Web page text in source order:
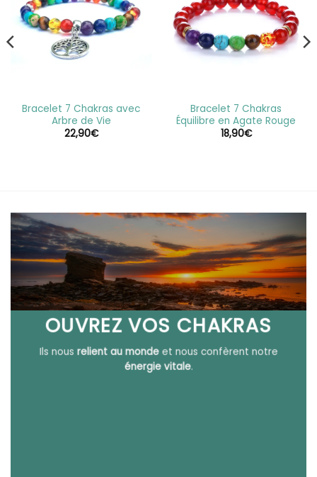
Bracelet 7 Chakras avec
Arbre de Vie
22,90€
Bracelet 7 Chakras
Équilibre en Agate Rouge
18,90€
OUVREZ VOS CHAKRAS
Ils nous relient au mondeet nous confèrent notre
énergie vitale.